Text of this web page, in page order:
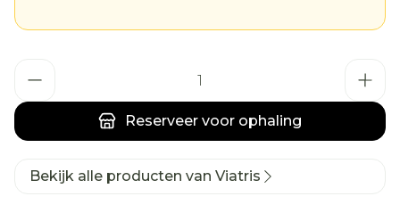
Reserveer voor ophaling
Bekijk alle producten van Viatris